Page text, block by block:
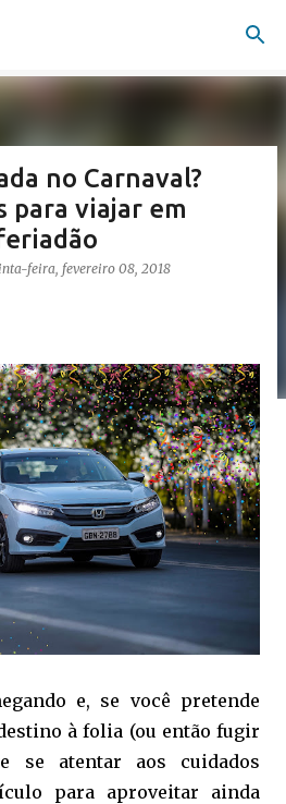
conteúdo principal
no Carnaval?
para viajar em
feira, fevereiro 08, 2018
e, se você pretende
à folia (ou então fugir
se atentar aos cuidados
para aproveitar ainda